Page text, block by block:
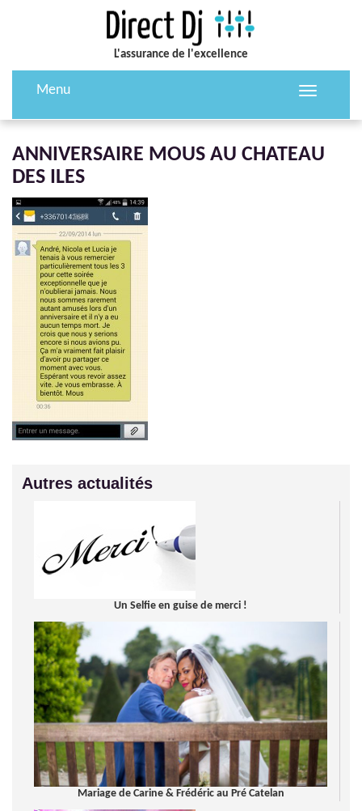
L'assurance de l'excellence
Toggle
Menu
ANNIVERSAIRE MOUS AU CHATEAU
DES ILES
Autres actualités
Un Selfie en guise de merci !
Mariage de Carine & Frédéric au Pré Catelan